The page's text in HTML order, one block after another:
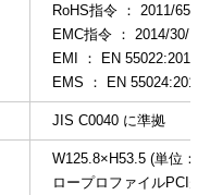
RoHS指令 ： 2011/65/
EMC指令 ： 2014/30/EU
EMI ： EN
EMS ： EN
JIS C0040 に準拠
W125.8×H53.5 (単位：
ロープロファイルPCI規